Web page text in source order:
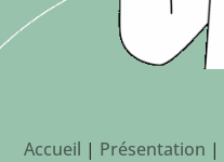
Accueil | Présentation |